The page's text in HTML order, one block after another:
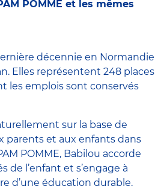
POMME et les mêmes
décennie en Normandie
Elles représentent 248 places
les emplois sont conservés
sur la base de
parents et aux enfants dans
POMME, Babilou accorde
l’enfant et s’engage à
d’une éducation durable.